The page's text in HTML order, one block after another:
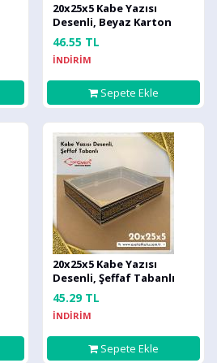
20x25x5 Kabe Yazısı
Desenli, Beyaz Karton
Tabanlı Kutu
46.55 TL
İNDİRİM
Sepete Ekle
20x25x5 Kabe Yazısı
Desenli, Şeffaf Tabanlı
Kutu
45.29 TL
İNDİRİM
Sepete Ekle